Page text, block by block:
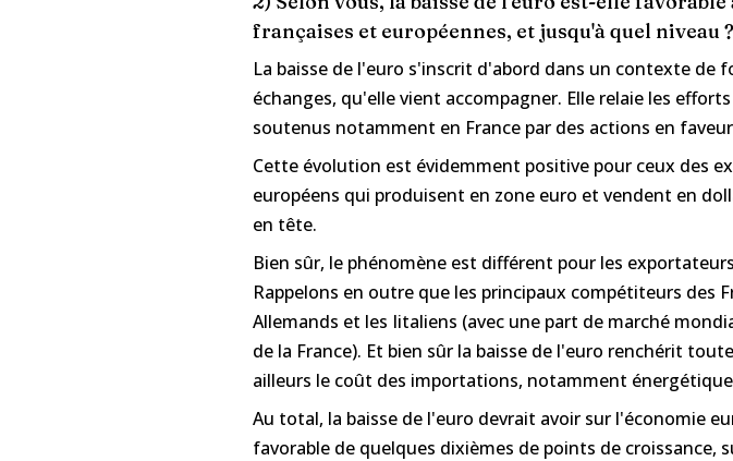
françaises et européennes, et jusqu'à quel niveau ?
La baisse de l'euro s'inscrit d'abord dans un contexte de
échanges, qu'elle vient accompagner. Elle relaie les
soutenus notamment en France par des actions en
Cette évolution est évidemment positive pour ceux des
européens qui produisent en zone euro et vendent en
en tête.
Bien sûr, le phénomène est différent pour les
Rappelons en outre que les principaux compétiteurs des
Allemands et les Iitaliens (avec une part de marché
de la France). Et bien sûr la baisse de l'euro renchérit
ailleurs le coût des importations, notamment
Au total, la baisse de l'euro devrait avoir sur l'économie
favorable de quelques dixièmes de points de croissance,